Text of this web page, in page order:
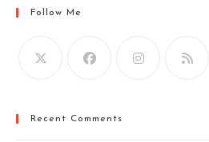
Follow Me
Recent Comments